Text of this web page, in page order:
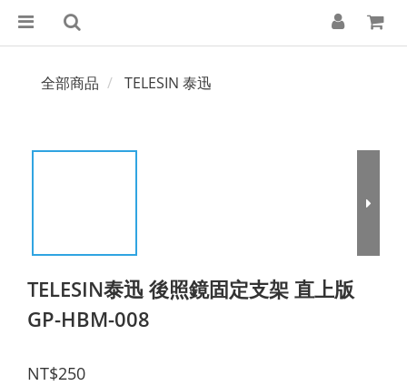
全部商品 TELESIN 泰迅
TELESIN泰迅 後照鏡固定支架 直上版
GP-HBM-008
NT$250